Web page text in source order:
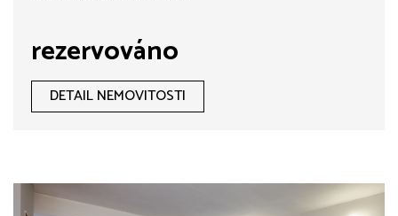
rezervováno
DETAIL NEMOVITOSTI